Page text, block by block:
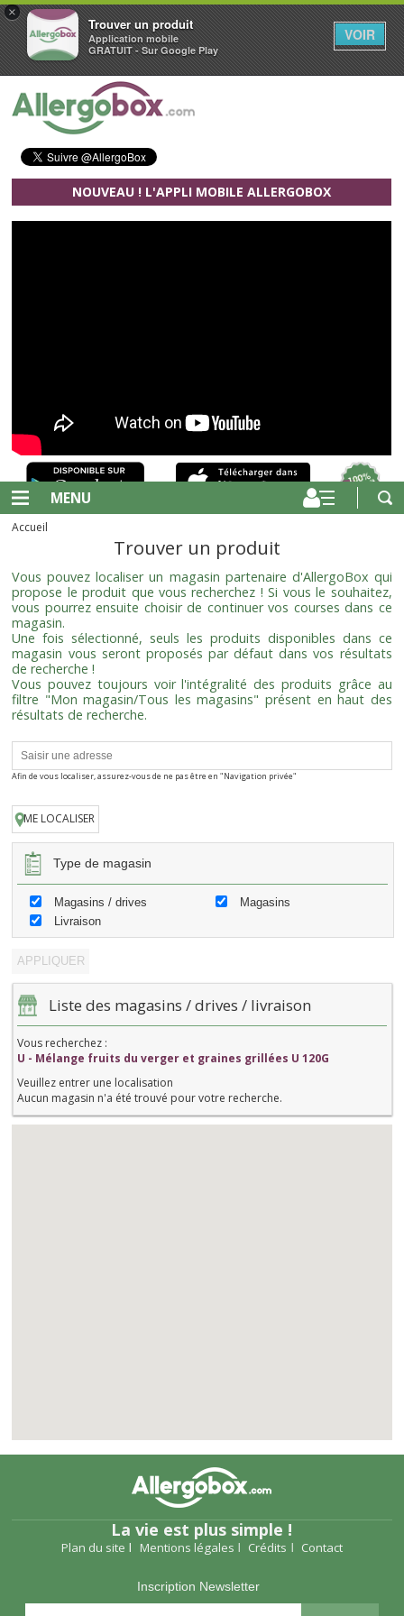
×
Trouver un produit
Application mobile
GRATUIT - Sur Google Play
VOIR
Aller au contenu principal
NOUVEAU ! L'APPLI MOBILE ALLERGOBOX
MENU
Accueil
Trouver un produit
Vous pouvez localiser un magasin partenaire d'AllergoBox qui
propose le produit que vous recherchez ! Si vous le souhaitez,
vous pourrez ensuite choisir de continuer vos courses dans ce
magasin.
Une fois sélectionné, seuls les produits disponibles dans ce
magasin vous seront proposés par défaut dans vos résultats
de recherche !
Vous pouvez toujours voir l'intégralité des produits grâce au
filtre "Mon magasin/Tous les magasins" présent en haut des
résultats de recherche.
Afin de vous localiser, assurez-vous de ne pas être en "Navigation privée"
ME LOCALISER
Type de magasin
Magasins / drives
Magasins
Livraison
Liste des magasins / drives / livraison
Vous recherchez :
U - Mélange fruits du verger et graines grillées U 120G
Veuillez entrer une localisation
Aucun magasin n'a été trouvé pour votre recherche.
La vie est plus simple !
Plan du site Mentions légales Crédits Contact
Inscription Newsletter